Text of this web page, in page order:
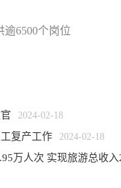
6500个岗位
2024-02-18
复产工作 2024-02-18
万人次 实现旅游总收入